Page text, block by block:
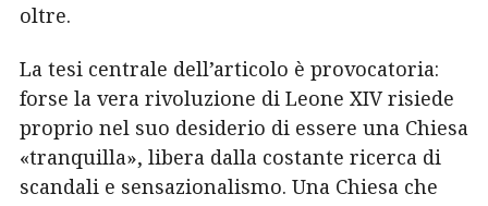
oltre.
La tesi centrale dell’articolo è provocatoria:
forse la vera rivoluzione di Leone XIV risiede
proprio nel suo desiderio di essere una Chiesa
«tranquilla», libera dalla costante ricerca di
scandali e sensazionalismo. Una Chiesa che